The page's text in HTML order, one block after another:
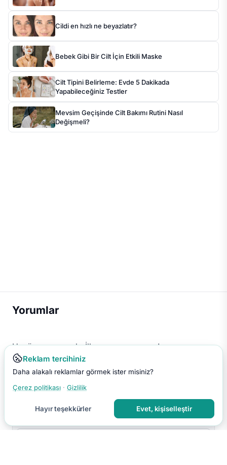
Cildi en hızlı ne beyazlatır?
Bebek Gibi Bir Cilt İçin Etkili Maske
Cilt Tipini Belirleme: Evde 5 Dakikada
Yapabileceğiniz Testler
Mevsim Geçişinde Cilt Bakımı Rutini Nasıl
Değişmeli?
Yorumlar
Henüz yorum yok. İlk yorumu sen yap!
Reklam tercihiniz
Daha alakalı reklamlar görmek ister misiniz?
Çerez politikası · Gizlilik
Hayır teşekkürler Evet, kişiselleştir